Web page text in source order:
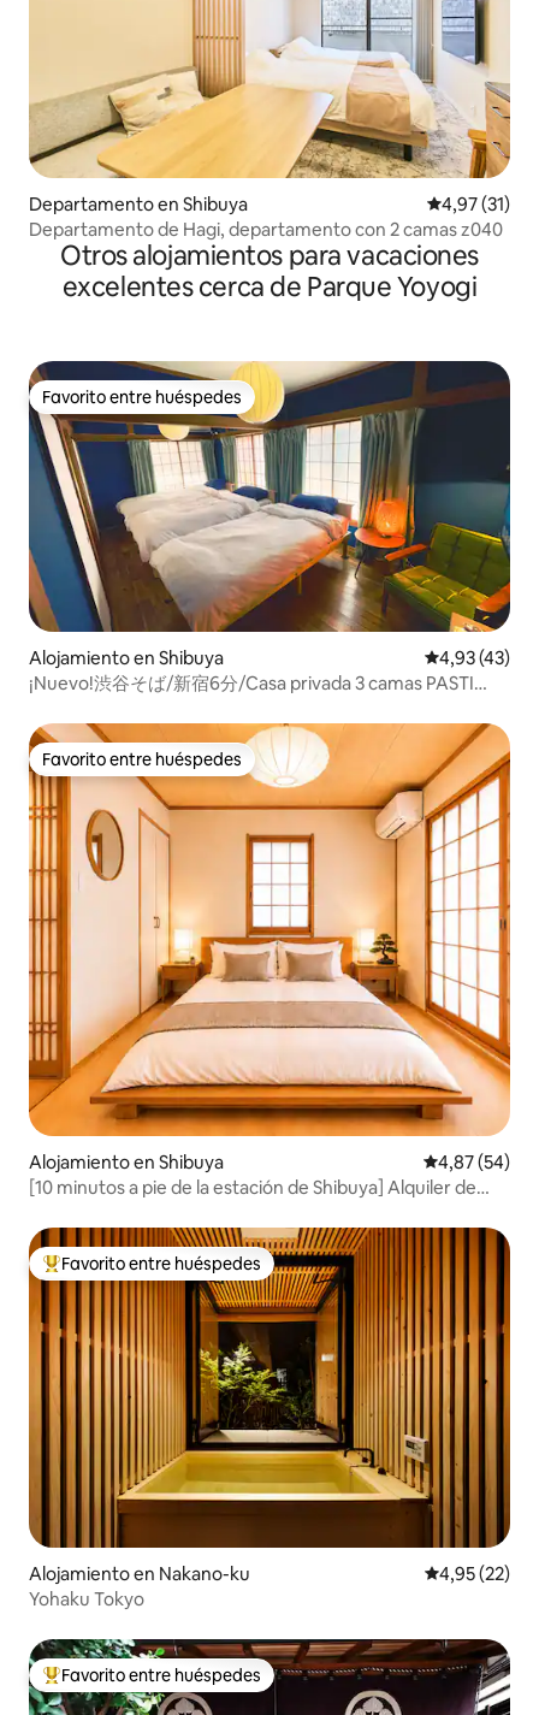
Departamento en Shibuya Calificación
4,97 (31)
Departamento de Hagi, departamento con 2 camas z040
Otros alojamientos para vacaciones
excelentes cerca de Parque Yoyogi
Favorito entre huéspedes
Favorito entre huéspedes
Alojamiento en Shibuya Calificación
4,93 (43)
¡Nuevo!渋谷そば/新宿6分/Casa privada 3 camas PASTI
Favorito entre huéspedes
Favorito entre huéspedes
Alojamiento en Shibuya Calificación
4,87 (54)
[10 minutos a pie de la estación de Shibuya] Alquiler de
baños/estacionamiento gratuito
Favorito entre los huéspedes más destacados
Favorito entre huéspedes
Alojamiento en Nakano-ku Calificación
4,95 (22)
Yohaku Tokyo
Favorito entre los huéspedes más destacados
Favorito entre huéspedes